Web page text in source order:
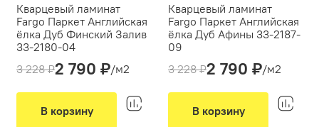
Кварцевый ламинат
Fargo Паркет Английская
ёлка Дуб Финский Залив
33-2180-04
Толщина(мм):4
Вид укладки:
Английская елка
3 228 ₽2 790 ₽/м2
В корзину
Кварцевый ламинат
Fargo Паркет Английская
ёлка Дуб Афины 33-2187-
09
Толщина(мм):4
Вид укладки:
Английская елка
3 228 ₽2 790 ₽/м2
В корзину